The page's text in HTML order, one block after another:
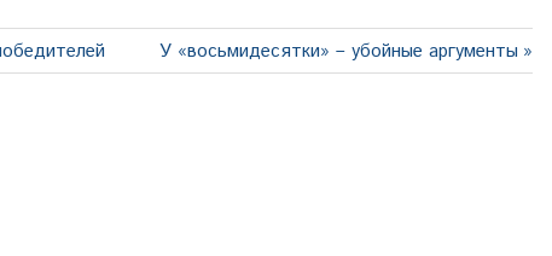
Следующая
запись:
У «восьмидесятки» – убойные аргументы